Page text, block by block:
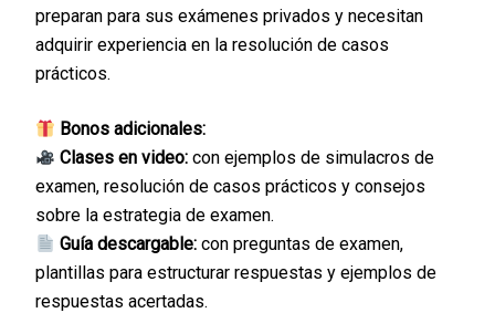
preparan para sus exámenes privados y necesitan
adquirir experiencia en la resolución de casos
prácticos.
Bonos adicionales:
Clases en video: con ejemplos de simulacros de
examen, resolución de casos prácticos y consejos
sobre la estrategia de examen.
Guía descargable: con preguntas de examen,
plantillas para estructurar respuestas y ejemplos de
respuestas acertadas.